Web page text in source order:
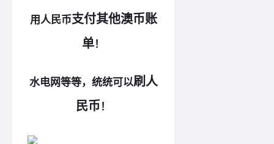
用人民币支付其他澳币账
单！
水电网等等，统统可以刷人
民币！